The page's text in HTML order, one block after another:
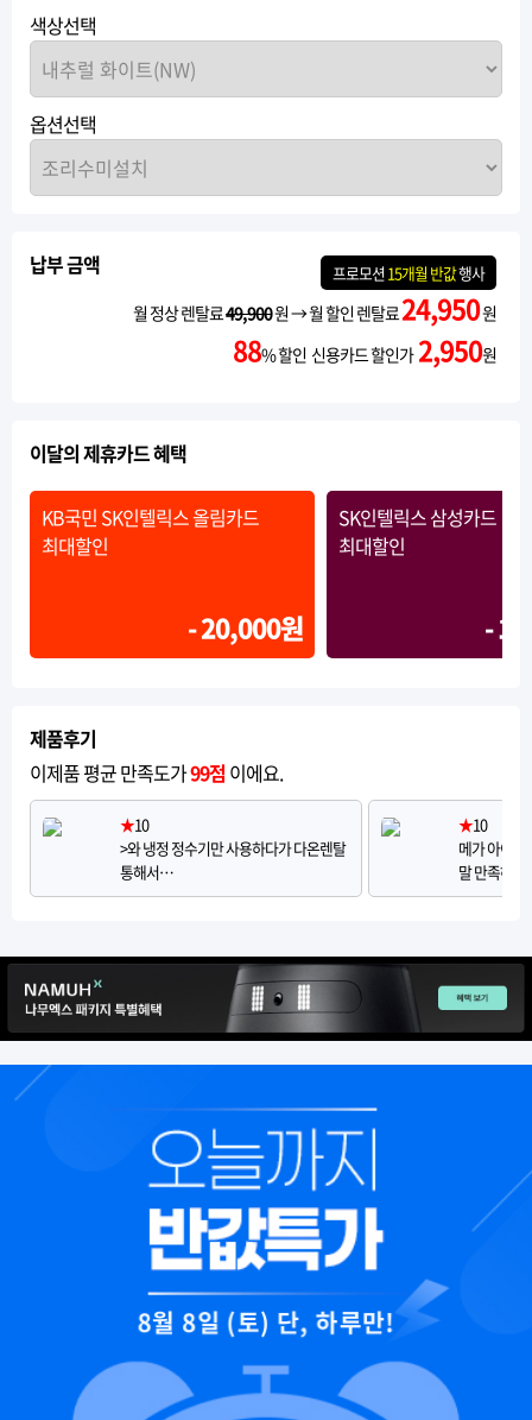
색상선택
옵션선택
납부 금액 프로모션15개월 반값행사
월 정상 렌탈료49,900원 → 월 할인 렌탈료24,950원
88% 할인 신용카드 할인가 2,950원
이달의 제휴카드 혜택
KB국민 SK인텔릭스 올림카드
최대할인
- 20,000원
SK인텔릭스 삼성카드
최대할인
-
제품후기
이제품 평균 만족도가99점 이에요.
★10
>와 냉정 정수기만 사용하다가 다온렌탈
통해서…
★10
메가 아이스
말 만족하
8월 8일 (토) 단, 하루만!